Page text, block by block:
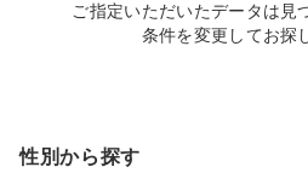
ご指定いただいたデータは見
条件を変更してお探
性別から探す